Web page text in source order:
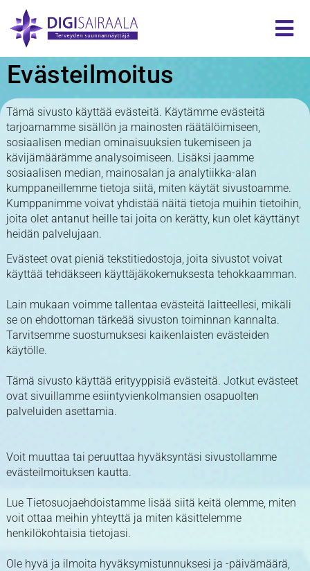
Evästeilmoitus
Tämä sivusto käyttää evästeitä. Käytämme evästeitä
tarjoamamme sisällön ja mainosten räätälöimiseen,
sosiaalisen median ominaisuuksien tukemiseen ja
kävijämäärämme analysoimiseen. Lisäksi jaamme
sosiaalisen median, mainosalan ja analytiikka-alan
kumppaneillemme tietoja siitä, miten käytät sivustoamme.
Kumppanimme voivat yhdistää näitä tietoja muihin tietoihin,
joita olet antanut heille tai joita on kerätty, kun olet käyttänyt
heidän palvelujaan.
Evästeet ovat pieniä tekstitiedostoja, joita sivustot voivat
käyttää tehdäkseen käyttäjäkokemuksesta tehokkaamman.
Lain mukaan voimme tallentaa evästeitä laitteellesi, mikäli
se on ehdottoman tärkeää sivuston toiminnan kannalta.
Tarvitsemme suostumuksesi kaikenlaisten evästeiden
käytölle.
Tämä sivusto käyttää erityyppisiä evästeitä. Jotkut evästeet
ovat sivuillamme esiintyvienkolmansien osapuolten
palveluiden asettamia.
Voit muuttaa tai peruuttaa hyväksyntäsi sivustollamme
evästeilmoituksen kautta.
Lue Tietosuojaehdoistamme lisää siitä keitä olemme, miten
voit ottaa meihin yhteyttä ja miten käsittelemme
henkilökohtaisia tietojasi.
Ole hyvä ja ilmoita hyväksymistunnuksesi ja -päivämäärä,